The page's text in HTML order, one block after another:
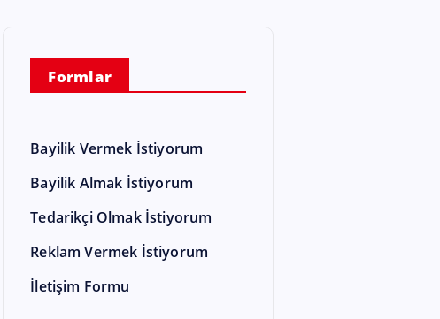
Formlar
Bayilik Vermek İstiyorum
Bayilik Almak İstiyorum
Tedarikçi Olmak İstiyorum
Reklam Vermek İstiyorum
İletişim Formu